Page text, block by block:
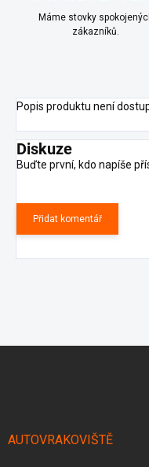
Máme stovky
zákazníků.
Popis produktu není
Diskuze
Buďte první, kdo napíše
Přidat komentář
AUTOVRAKOVIŠTĚ